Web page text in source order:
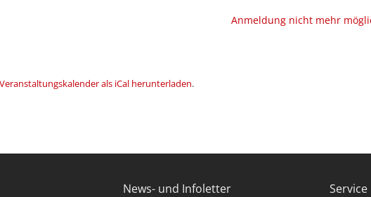
Anmeldung nicht mehr
als iCal herunterladen.
News- und Infoletter Service